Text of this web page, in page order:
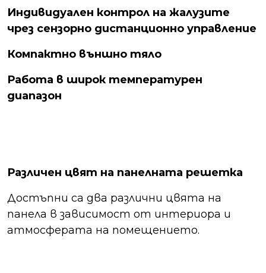
Индивидуален контрол на жалузите
чрез сензорно дистанционно управление
Компактно външно тяло
Работа в широк температурен
диапазон
Различен цвят на панелната решетка
Достъпни са два различни цвята на
панела в зависимост от интериора и
атмосферата на помещението.